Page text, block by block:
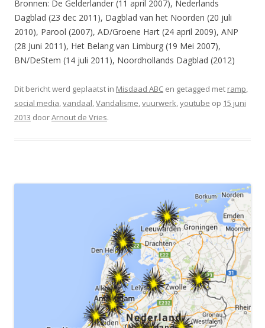
Bronnen: De Gelderlander (11 april 2007), Nederlands
Dagblad (23 dec 2011), Dagblad van het Noorden (20 juli
2010), Parool (2007), AD/Groene Hart (24 april 2009), ANP
(28 Juni 2011), Het Belang van Limburg (19 Mei 2007),
BN/DeStem (14 juli 2011), Noordhollands Dagblad (2012)
Dit bericht werd geplaatst in Misdaad ABC en getagged met ramp,
social media,vandaal,Vandalisme,vuurwerk,youtube op 15 juni
2013 doorArnout de Vries.